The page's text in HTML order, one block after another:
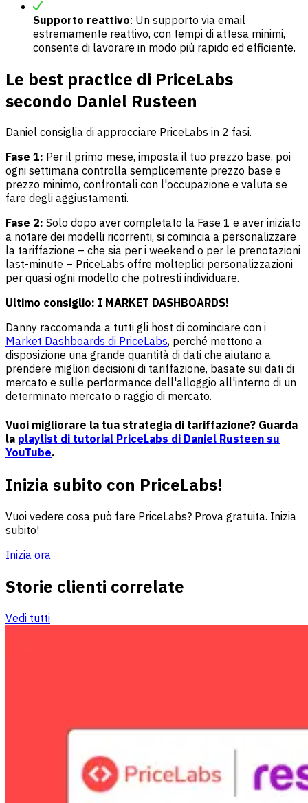
Supporto reattivo: Un supporto via email
estremamente reattivo, con tempi di attesa minimi,
consente di lavorare in modo più rapido ed efficiente.
Le best practice di PriceLabs
secondo Daniel Rusteen
Daniel consiglia di approcciare PriceLabs in 2 fasi.
Fase 1: Per il primo mese, imposta il tuo prezzo base, poi
ogni settimana controlla semplicemente prezzo base e
prezzo minimo, confrontali con l'occupazione e valuta se
fare degli aggiustamenti.
Fase 2: Solo dopo aver completato la Fase 1 e aver iniziato
a notare dei modelli ricorrenti, si comincia a personalizzare
la tariffazione – che sia per i weekend o per le prenotazioni
last-minute – PriceLabs offre molteplici personalizzazioni
per quasi ogni modello che potresti individuare.
Ultimo consiglio: I MARKET DASHBOARDS!
Danny raccomanda a tutti gli host di cominciare con i
Market Dashboards di PriceLabs, perché mettono a
disposizione una grande quantità di dati che aiutano a
prendere migliori decisioni di tariffazione, basate sui dati di
mercato e sulle performance dell'alloggio all'interno di un
determinato mercato o raggio di mercato.
Vuoi migliorare la tua strategia di tariffazione? Guarda
la playlist di tutorial PriceLabs di Daniel Rusteen su
YouTube.
Inizia subito con PriceLabs!
Vuoi vedere cosa può fare PriceLabs? Prova gratuita. Inizia
subito!
Inizia ora
Storie clienti correlate
Vedi tutti